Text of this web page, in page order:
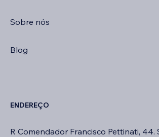
Sobre nós
Blog
ENDEREÇO
R Comendador Francisco Pettinati, 44.